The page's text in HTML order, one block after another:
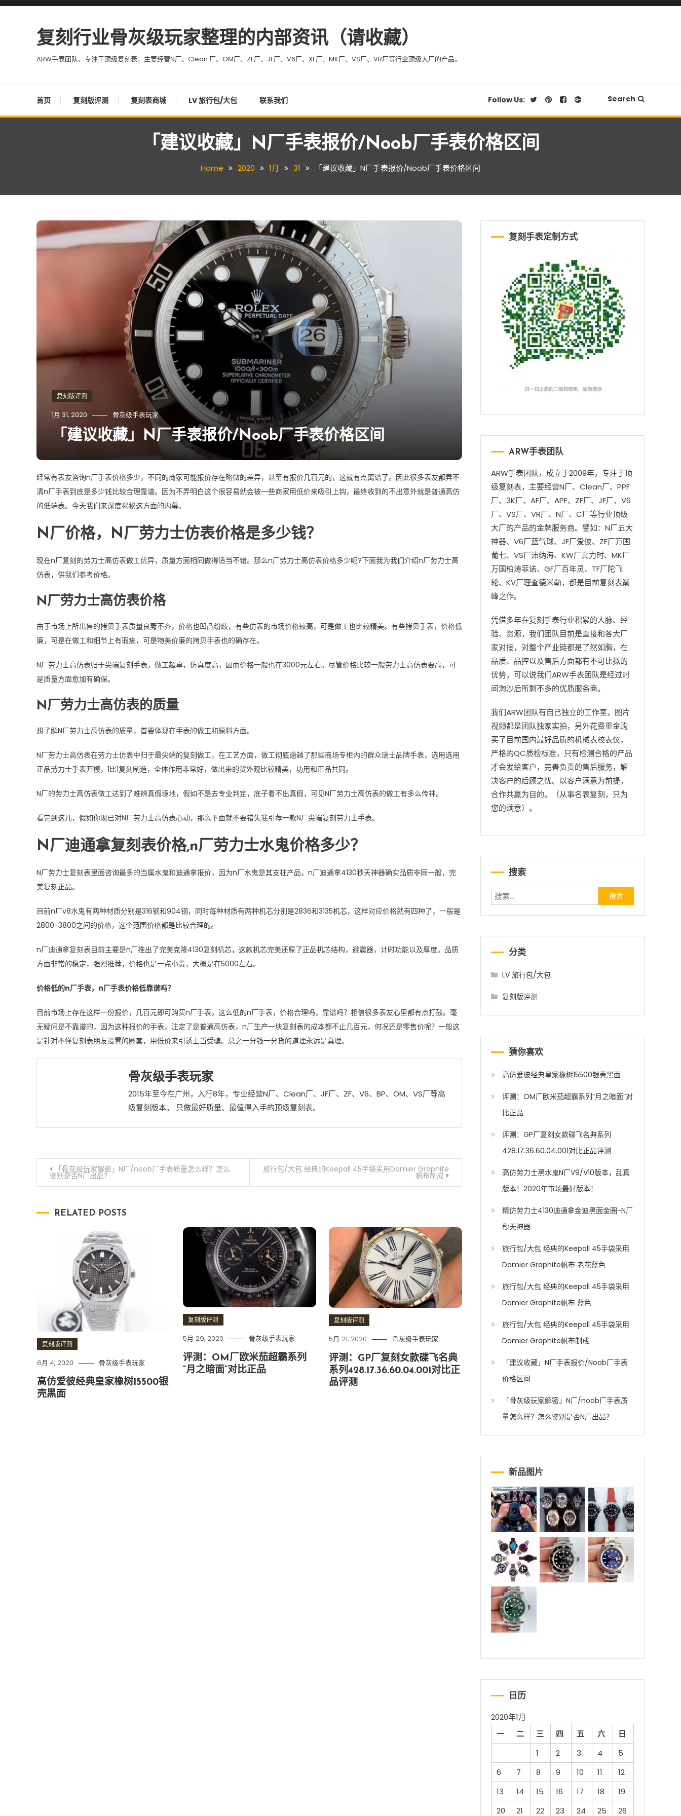
Skip To Content
复刻行业骨灰级玩家整理的内部资讯（请收藏）
ARW手表团队，专注于顶级复刻表，主要经营N厂、Clean 厂、OM厂、ZF厂、JF厂、V6厂、XF厂、MK厂、VS厂、VR厂等行业顶级大厂的产品。
首页 复刻版评测 复刻表商城 LV 旅行包/大包 联系我们 Follow Us: Search
「建议收藏」N厂手表报价/Noob厂手表价格区间
Home 2020 1月 31 「建议收藏」N厂手表报价/Noob厂手表价格区间
复刻版评测
1月 31, 2020 骨灰级手表玩家
「建议收藏」N厂手表报价/Noob厂手表价格区间
经常有表友咨询n厂手表价格多少，不同的商家可能报价存在略微的差异，甚至有报价几百元的，这就有点离谱了。因此很多表友都弄不
清n厂手表到底是多少钱比较合理靠谱。因为不弄明白这个很容易就会被一些商家用低价来吸引上钩，最终收到的不出意外就是普通高仿
的低端表。今天我们来深度揭秘这方面的内幕。
N厂价格，N厂劳力士仿表价格是多少钱？
现在n厂复刻的劳力士高仿表做工优异，质量方面相同做得适当不错。那么n厂劳力士高仿表价格多少呢?下面我为我们介绍n厂劳力士高
仿表，供我们参考价格。
N厂劳力士高仿表价格
由于市场上所出售的拷贝手表质量良莠不齐，价格也凹凸纷歧，有些仿表的市场价格较高，可是做工也比较精美。有些拷贝手表，价格低
廉，可是在做工和细节上有瑕疵，可是物美价廉的拷贝手表也的确存在。
N厂劳力士高仿表归于尖端复刻手表，做工超卓，仿真度高，因而价格一般也在3000元左右。尽管价格比较一般劳力士高仿表要高，可
是质量方面愈加有确保。
N厂劳力士高仿表的质量
想了解N厂劳力士高仿表的质量，首要体现在手表的做工和原料方面。
N厂劳力士高仿表在劳力士仿表中归于最尖端的复刻做工，在工艺方面，做工彻底逾越了那些商场专柜内的群众瑞士品牌手表，选用选用
正品劳力士手表开模，1比1复刻制造，全体作用非常好，做出来的货外观比较精美，功用和正品共同。
N厂的劳力士高仿表做工达到了难辨真假境地，假如不是去专业判定，底子看不出真假，可见N厂劳力士高仿表的做工有多么传神。
看完到这儿，假如你现已对N厂劳力士高仿表心动，那么下面就不要错失我引荐一款N厂尖端复刻劳力士手表。
N厂迪通拿复刻表价格,n厂劳力士水鬼价格多少？
N厂劳力士复刻表里面咨询最多的当属水鬼和迪通拿报价，因为n厂水鬼是其支柱产品，n厂迪通拿4130秒天神器确实品质非同一般，完
美复刻正品。
目前n厂v8水鬼有两种材质分别是316钢和904钢，同时每种材质有两种机芯分别是2836和3135机芯，这样对应价格就有四种了，一般是
2800-3800之间的价格，这个范围价格都是比较合理的。
n厂迪通拿复刻表目前主要是n厂推出了完美克隆4130复刻机芯，这款机芯完美还原了正品机芯结构，避震器，计时功能以及厚度。品质
方面非常的稳定，强烈推荐，价格也是一点小贵，大概是在5000左右。
价格低的n厂手表，n厂手表价格低靠谱吗？
目前市场上存在这样一份报价，几百元即可购买n厂手表，这么低的n厂手表，价格合理吗，靠谱吗？相信很多表友心里都有点打鼓。毫
无疑问是不靠谱的，因为这种报价的手表，注定了是普通高仿表，n厂生产一块复刻表的成本都不止几百元，何况还是零售价呢？一般这
是针对不懂复刻表朋友设置的圈套，用低价来引诱上当受骗。总之一分钱一分货的道理永远是真理。
骨灰级手表玩家
2015年至今在广州，入行8年，专业经营N厂、Clean厂、JF厂、ZF、V6、BP、OM、VS厂等高
级复刻版本。 只做最好质量、最值得入手的顶级复刻表。
文章导航
「骨灰级玩家解密」N厂/noob厂手表质量怎么样？怎么
鉴别是否N厂出品？
旅行包/大包 经典的Keepall 45手袋采用Damier Graphite
帆布制成
RELATED POSTS
复刻版评测
6月 4, 2020 骨灰级手表玩家
高仿爱彼经典皇家橡树15500银
壳黑面
复刻版评测
5月 29, 2020 骨灰级手表玩家
评测：OM厂欧米茄超霸系列
“月之暗面”对比正品
复刻版评测
5月 21, 2020 骨灰级手表玩家
评测：GP厂复刻女款碟飞名典
系列428.17.36.60.04.001对比正
品评测
复刻手表定制方式
ARW手表团队
ARW手表团队，成立于2009年，专注于顶
级复刻表，主要经营N厂、Clean厂、PPF
厂、3K厂、AF厂、APF、ZF厂、JF厂、V6
厂、VS厂、VR厂、N厂、C厂等行业顶级
大厂的产品的金牌服务商。譬如：N厂五大
神器、V6厂蓝气球、JF厂爱彼、ZF厂万国
葡七、VS厂沛纳海、KW厂真力时、MK厂
万国柏涛菲诺、GF厂百年灵、TF厂陀飞
轮、KV厂理查德米勒，都是目前复刻表巅
峰之作。
凭借多年在复刻手表行业积累的人脉、经
验、资源，我们团队目前是直接和各大厂
家对接，对整个产业链都是了然如胸，在
品质、品控以及售后方面都有不可比拟的
优势，可以说我们ARW手表团队是经过时
间淘沙后所剩不多的优质服务商。
我们ARW团队有自己独立的工作室，图片
视频都是团队独家实拍，另外花费重金购
买了目前国内最好品质的机械表校表仪，
严格的QC质检标准，只有检测合格的产品
才会发给客户，完善负责的售后服务，解
决客户的后顾之忧。以客户满意为前提，
合作共赢为目的。（从事名表复刻，只为
您的满意）。
搜索
搜索：
分类
LV 旅行包/大包
复刻版评测
猜你喜欢
高仿爱彼经典皇家橡树15500银壳黑面
评测：OM厂欧米茄超霸系列“月之暗面”对
比正品
评测：GP厂复刻女款碟飞名典系列
428.17.36.60.04.001对比正品评测
高仿劳力士黑水鬼N厂V9/V10版本，乱真
版本！2020年市场最好版本！
精仿劳力士4130迪通拿金迪黑面金圈-N厂
秒天神器
旅行包/大包 经典的Keepall 45手袋采用
Damier Graphite帆布 老花蓝色
旅行包/大包 经典的Keepall 45手袋采用
Damier Graphite帆布 蓝色
旅行包/大包 经典的Keepall 45手袋采用
Damier Graphite帆布制成
「建议收藏」N厂手表报价/Noob厂手表
价格区间
「骨灰级玩家解密」N厂/noob厂手表质
量怎么样？怎么鉴别是否N厂出品？
新品图片
日历
2020年1月
一
二 三 四 五 六
日
1
2 3 4
5
6
7 8 9 10 11
12
13
14 15 16 17 18
19
20
21 22 23 24 25 26